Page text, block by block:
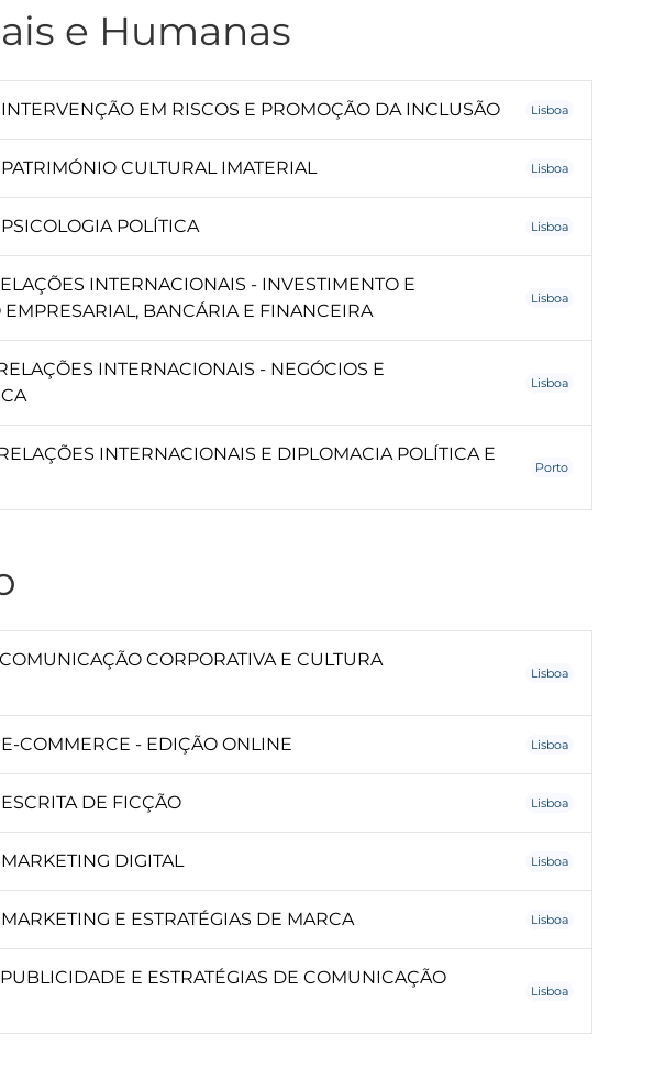
e Humanas
EM RISCOS E PROMOÇÃO DA INCLUSÃO Lisboa
CULTURAL IMATERIAL Lisboa
POLÍTICA Lisboa
INTERNACIONAIS - INVESTIMENTO E
BANCÁRIA E FINANCEIRA
Lisboa
INTERNACIONAIS - NEGÓCIOS E
Lisboa
INTERNACIONAIS E DIPLOMACIA POLÍTICA E
Porto
CORPORATIVA E CULTURA
Lisboa
COMMERCE - EDIÇÃO ONLINE Lisboa
DE FICÇÃO Lisboa
DIGITAL Lisboa
E ESTRATÉGIAS DE MARCA Lisboa
E ESTRATÉGIAS DE COMUNICAÇÃO
Lisboa